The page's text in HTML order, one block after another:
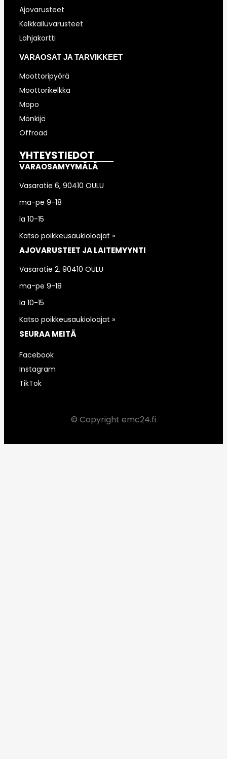
Ajovarusteet
Kelkkailuvarusteet
Lahjakortti
VARAOSAT JA TARVIKKEET
Moottoripyörä
Moottorikelkka
Mopo
Mönkijä
Offroad
YHTEYSTIEDOT
VARAOSAMYYMÄLÄ
Vasaratie 6, 90410 OULU
ma-pe 9-18
la 10-15
Katso poikkeusaukioloajat »
AJOVARUSTEET JA LAITEMYYNTI
Vasaratie 2, 90410 OULU
ma-pe 9-18
la 10-15
Katso poikkeusaukioloajat »
SEURAA MEITÄ
Facebook
Instagram
TikTok
© Copyright emc24.fi